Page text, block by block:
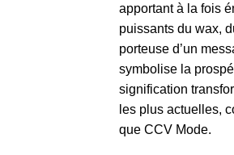
apportant à la fois
puissants du wax,
porteuse d’un
symbolise la
signification
les plus actuelles,
que CCV Mode.